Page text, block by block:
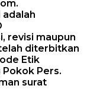
revisi maupun
diterbitkan
Etik
Pers.
surat